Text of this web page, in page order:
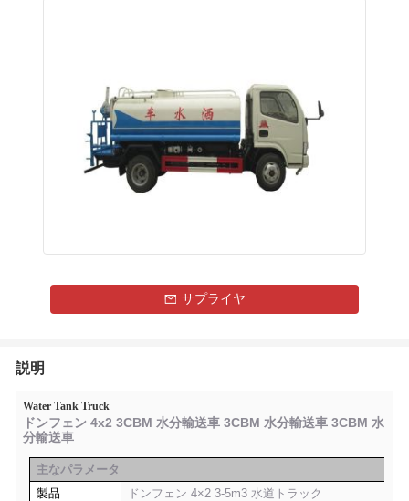
サプライヤ
説明
Water Tank Truck
ドンフェン 4x2 3CBM 水分輸送車 3CBM 水分輸送車 3CBM 水
分輸送車
主なパラメータ
製品
ドンフェン 4×2 3-5m3 水道トラック